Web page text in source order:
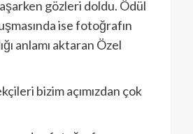
gözleri doldu. Ödül
ise fotoğrafın
anlamı aktaran Özel
bizim açımızdan çok